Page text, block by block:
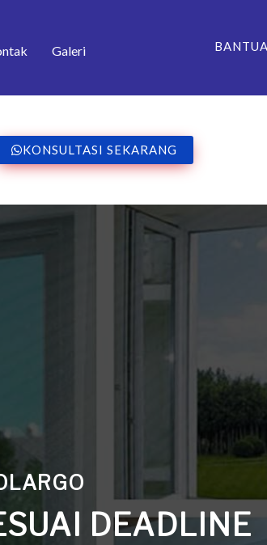
Galeri
KONSULTASI SEKARANG
INDOSHOP_INDOLARGO